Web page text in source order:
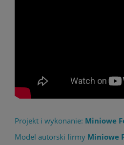
Projekt i wykonanie: Miniowe
Model autorski firmy Miniowe